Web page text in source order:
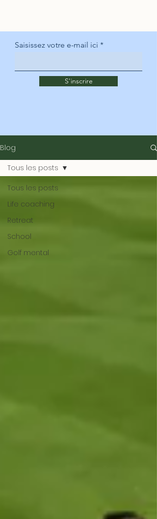
Saisissez votre e-mail ici
S'inscrire
Blog
Tous les posts
Life coaching
Retreat
School
Golf mental
Tous les posts